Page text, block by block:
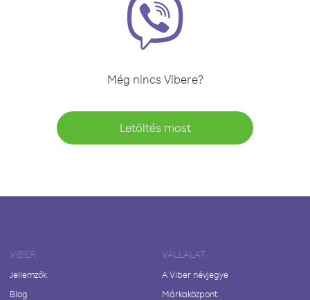
Még nincs Vibere?
Letöltés most
VIBER
Jellemzők
Blog
VÁLLALAT
A Viber névjegye
Márkaközpont